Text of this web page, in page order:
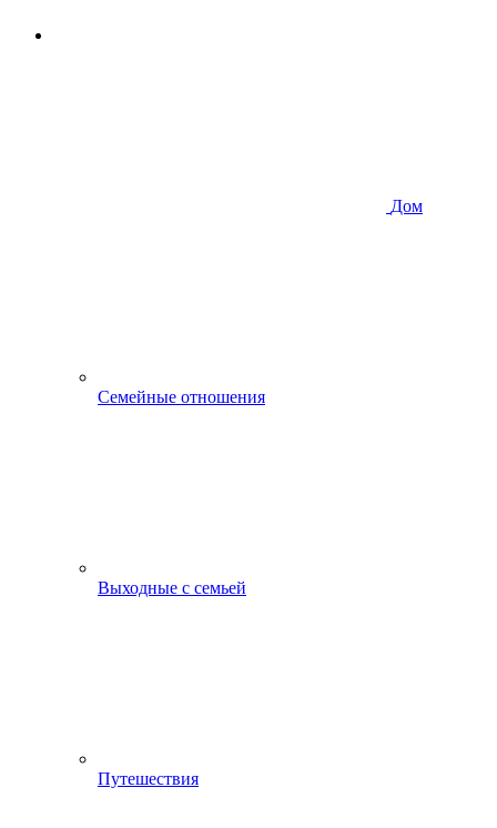
Дом
Семейные отношения
Выходные с семьей
Путешествия